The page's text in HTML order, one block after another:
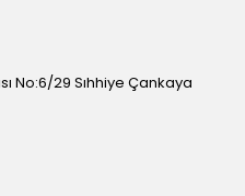
No:6/29 Sıhhiye Çankaya